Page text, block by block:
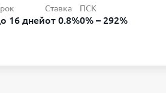
16 дней
Ставка
от 0.8%
ПСК
0% – 292%